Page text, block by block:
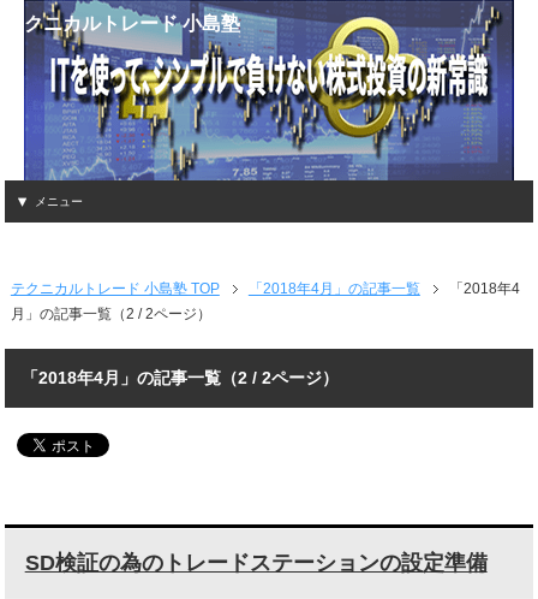
テクニカルトレード 小島塾
メニュー
テクニカルトレード 小島塾 TOP 「2018年4月」の記事一覧
「2018年4
月」の記事一覧（2 / 2ページ）
「2018年4月」の記事一覧（2 / 2ページ）
SD検証の為のトレードステーションの設定準備